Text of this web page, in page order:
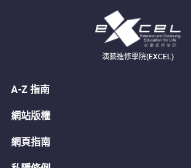
演藝進修學院(EXCEL)
A-Z 指南
網站版權
網頁指南